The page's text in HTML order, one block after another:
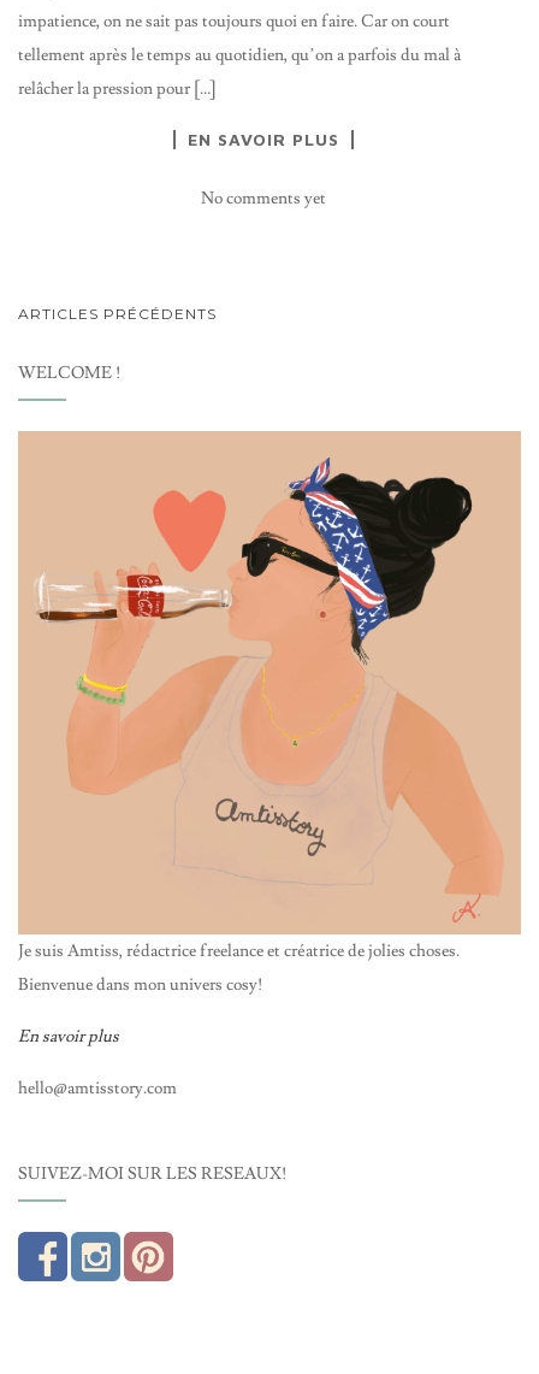
impatience, on ne sait pas toujours quoi en faire. Car on court
tellement après le temps au quotidien, qu’on a parfois du mal à
relâcher la pression pour […]
EN SAVOIR PLUS
No comments yet
NAVIGATION
SEIN
DES
ARTICLES PRÉCÉDENTS
WELCOME !
Je suis Amtiss, rédactrice freelance et créatrice de jolies choses.
Bienvenue dans mon univers cosy!
En savoir plus
hello@amtisstory.com
SUIVEZ-MOI SUR LES RÉSEAUX!